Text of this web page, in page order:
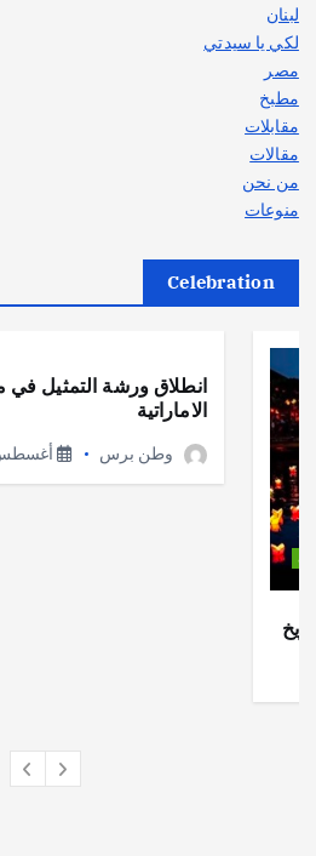
لبنان
لكي يا سيدتي
مصر
مطبخ
مقابلات
مقالات
من نحن
منوعات
Celebration
انطلاق ورشة التمثيل في
الاماراتية
وطن برس أغسطس 5,